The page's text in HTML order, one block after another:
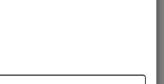
sowie